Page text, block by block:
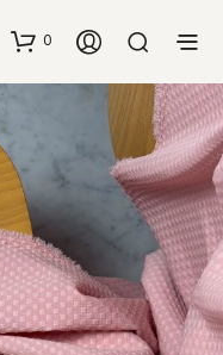
0